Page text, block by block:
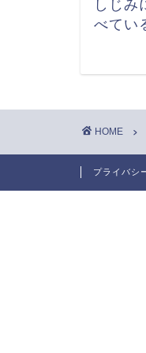
しじみ
べてい
HOME
プライバシ